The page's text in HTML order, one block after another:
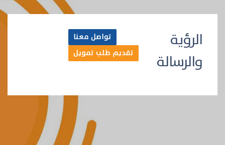
الرؤية
والرسالة
تواصل معنا
تقديم طلب تمويل